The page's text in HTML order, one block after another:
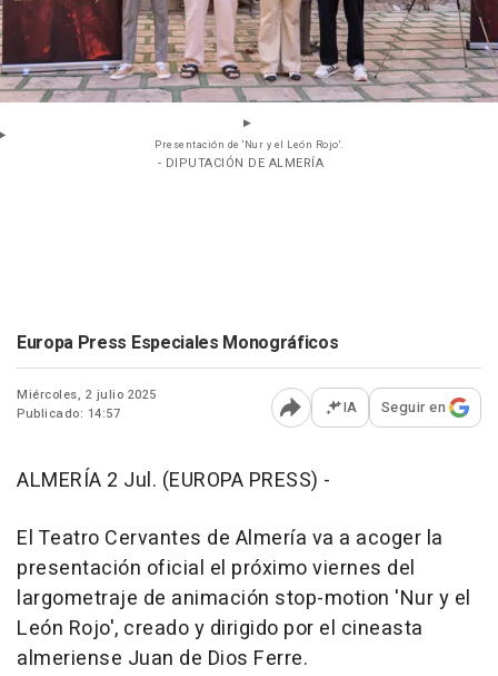
Presentación de 'Nur y el León Rojo'.
- DIPUTACIÓN DE ALMERÍA
Europa Press Especiales Monográficos
Miércoles, 2 julio 2025
Publicado: 14:57
Abrir opciones para
IA Seguir en
ALMERÍA 2 Jul. (EUROPA PRESS) -
El Teatro Cervantes de Almería va a acoger la
presentación oficial el próximo viernes del
largometraje de animación stop-motion 'Nur y el
León Rojo', creado y dirigido por el cineasta
almeriense Juan de Dios Ferre.